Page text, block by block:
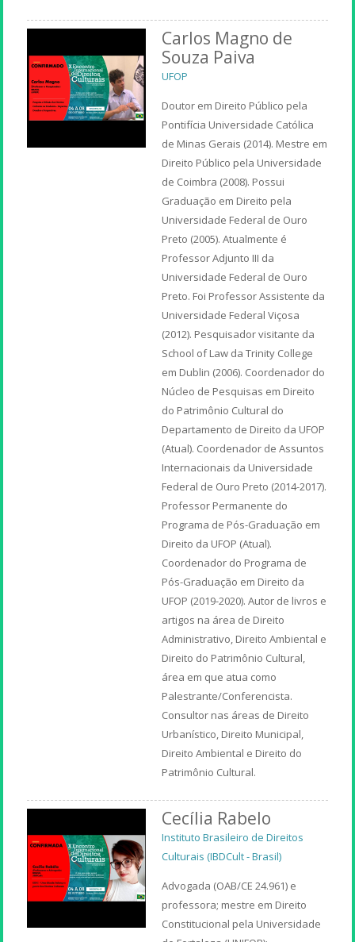
Carlos Magno de
Souza Paiva
UFOP
Doutor em Direito Público pela
Pontifícia Universidade Católica
de Minas Gerais (2014). Mestre em
Direito Público pela Universidade
de Coimbra (2008). Possui
Graduação em Direito pela
Universidade Federal de Ouro
Preto (2005). Atualmente é
Professor Adjunto III da
Universidade Federal de Ouro
Preto. Foi Professor Assistente da
Universidade Federal Viçosa
(2012). Pesquisador visitante da
School of Law da Trinity College
em Dublin (2006). Coordenador do
Núcleo de Pesquisas em Direito
do Patrimônio Cultural do
Departamento de Direito da UFOP
(Atual). Coordenador de Assuntos
Internacionais da Universidade
Federal de Ouro Preto (2014-2017).
Professor Permanente do
Programa de Pós-Graduação em
Direito da UFOP (Atual).
Coordenador do Programa de
Pós-Graduação em Direito da
UFOP (2019-2020). Autor de livros e
artigos na área de Direito
Administrativo, Direito Ambiental e
Direito do Patrimônio Cultural,
área em que atua como
Palestrante/Conferencista.
Consultor nas áreas de Direito
Urbanístico, Direito Municipal,
Direito Ambiental e Direito do
Patrimônio Cultural.
Cecília Rabelo
Instituto Brasileiro de Direitos
Culturais (IBDCult - Brasil)
Advogada (OAB/CE 24.961) e
professora; mestre em Direito
Constitucional pela Universidade